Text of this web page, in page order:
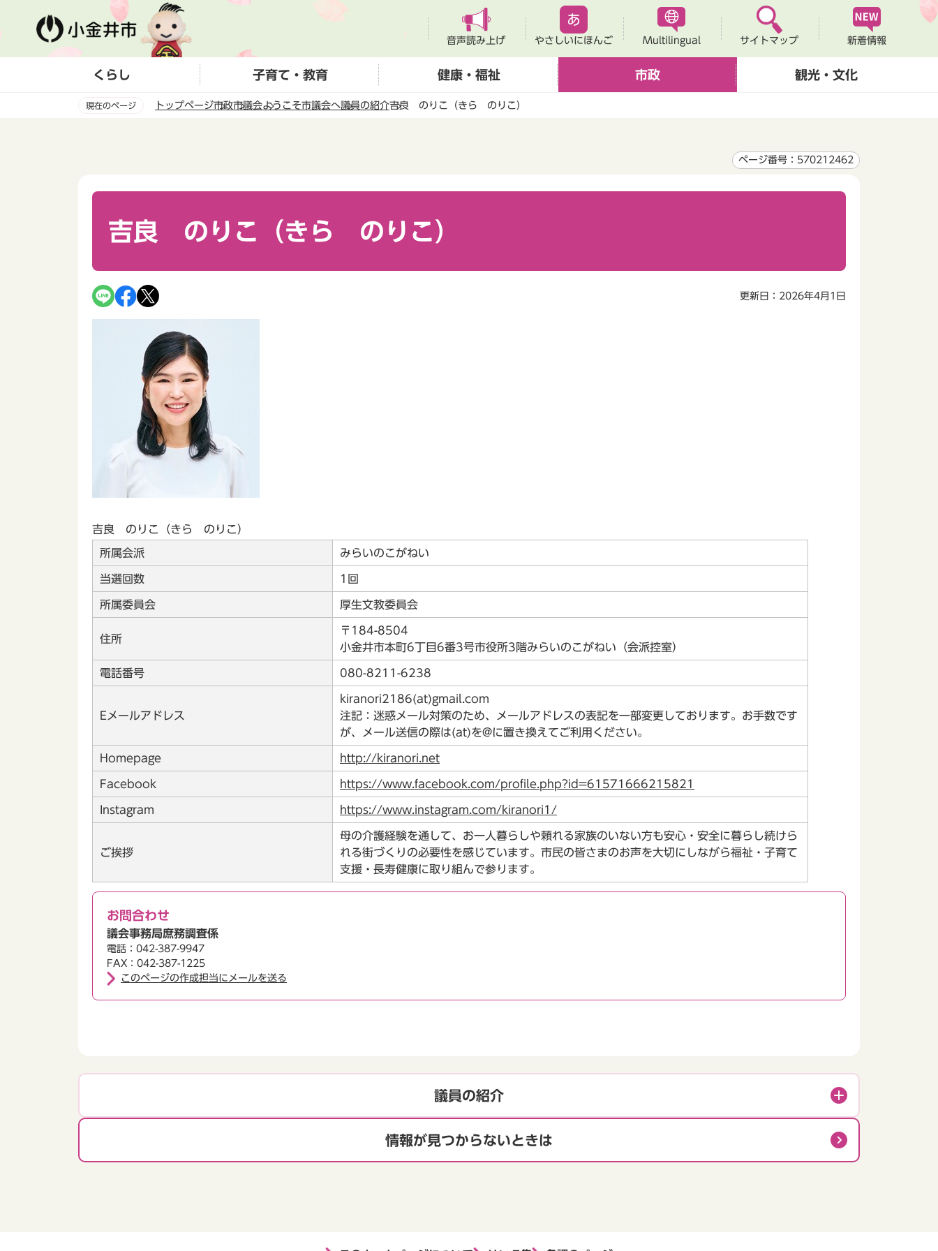
ー
音声読み上げ やさしいにほんご Multilingual サイトマップ 新着情報
くらし 子育て・教育 健康・福祉 市政 観光・文化
現在のページ トップページ市政市議会ようこそ市議会へ議員の紹介吉良 のりこ（きら のりこ）
ページ番号：570212462
吉良 のりこ（きら のりこ）
更新日：2026年4月1日
吉良 のりこ（きら のりこ）
所属会派 みらいのこがねい
当選回数 1回
所属委員会 厚生文教委員会
住所
〒184-8504
小金井市本町6丁目6番3号市役所3階みらいのこがねい（会派控室）
電話番号 080-8211-6238
Eメールアドレス
kiranori2186(at)gmail.com
注記：迷惑メール対策のため、メールアドレスの表記を一部変更しております。お手数です
が、メール送信の際は(at)を@に置き換えてご利用ください。
Homepage http://kiranori.net
Facebook https://www.facebook.com/profile.php?id=61571666215821
Instagram https://www.instagram.com/kiranori1/
ご挨拶
母の介護経験を通して、お一人暮らしや頼れる家族のいない方も安心・安全に暮らし続けら
れる街づくりの必要性を感じています。市民の皆さまのお声を大切にしながら福祉・子育て
支援・長寿健康に取り組んで参ります。
お問合わせ
議会事務局庶務調査係
電話：042-387-9947
FAX：042-387-1225
このページの作成担当にメールを送る
議員の紹介
情報が見つからないときは